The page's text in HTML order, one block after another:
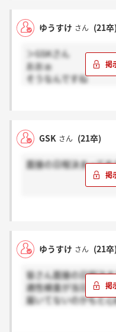
ゆうすけ さん (21卒)
＞GSKさん
おおぉ
そうなんですね
一時間あるみたいで
GSK さん (21卒)
面接の日程決まって
ゆうすけ さん (21卒)
皆さん面接の日程決
適性検査が当日に届
届いてないのかもと